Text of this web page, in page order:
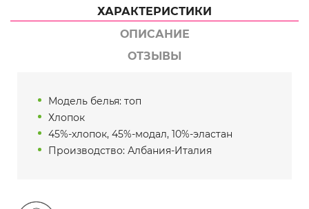
ХАРАКТЕРИСТИКИ
ОПИСАНИЕ
ОТЗЫВЫ
Модель белья: топ
Хлопок
45%-хлопок, 45%-модал, 10%-эластан
Производство: Албания-Италия